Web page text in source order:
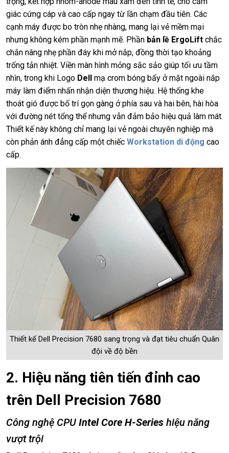
giác cứng cáp và cao cấp ngay từ lần chạm đầu tiên. Các
cạnh máy được bo tròn nhẹ nhàng, mang lại vẻ mềm mại
nhưng không kém phần mạnh mẽ. Phần bản lề ErgoLift chắc
chắn nâng nhẹ phần đáy khi mở nắp, đồng thời tạo khoảng
trống tản nhiệt. Viền màn hình mỏng sắc sảo giúp tối ưu tầm
nhìn, trong khi Logo Dell
mạ crom bóng bẩy ở mặt ngoài nắp
máy làm điểm nhấn nhận diện thương hiệu. Hệ thống khe
thoát gió được bố trí gọn gàng ở phía sau và hai bên, hài hòa
với đường nét tổng thể nhưng vẫn đảm bảo hiệu quả làm mát.
Thiết kế này không chỉ mang lại vẻ ngoài chuyên nghiệp mà
còn phản ánh đẳng cấp một chiếc Workstation di động cao
cấp.
Thiết kế Dell Precision 7680 sang trọng và đạt tiêu chuẩn Quân
đội về độ bền
2. Hiệu năng tiên tiến đỉnh cao
trên Dell Precision 7680
Công nghệ CPU Intel Core H-Series hiệu năng
vượt trội